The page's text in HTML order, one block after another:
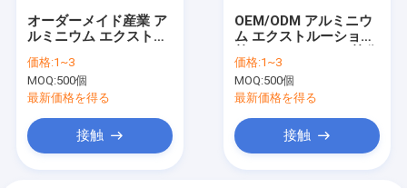
オーダーメイド産業 ア
ルミニウム エクストル
簡単にインストール
価格:1~3
MOQ:500個
最新価格を得る
接触
OEM/ODM アルミニウ
ム エクストルーション
散
価格:1~3
MOQ:500個
最新価格を得る
接触